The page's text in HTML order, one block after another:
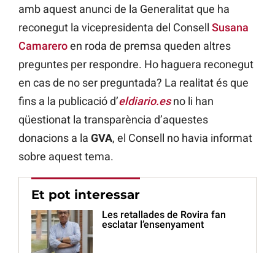
amb aquest anunci de la Generalitat que ha
reconegut la vicepresidenta del Consell Susana
Camareroen roda de premsa queden altres
preguntes per respondre. Ho haguera reconegut
en cas de no ser preguntada? La realitat és que
fins a la publicació d’eldiario.esno li han
qüestionat la transparència d’aquestes
donacions a la GVA, el Consell no havia informat
sobre aquest tema.
Et pot interessar
Les retallades de Rovira fan
esclatar l’ensenyament